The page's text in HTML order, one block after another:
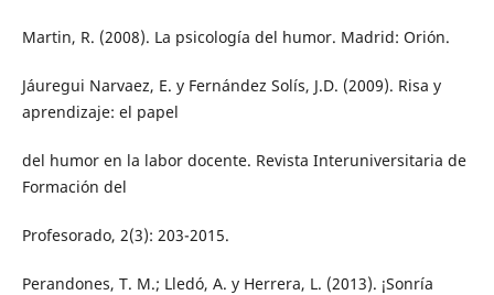
Martin, R. (2008). La psicología del humor. Madrid: Orión.
Jáuregui Narvaez, E. y Fernández Solís, J.D. (2009). Risa y
aprendizaje: el papel
del humor en la labor docente. Revista Interuniversitaria de
Formación del
Profesorado, 2(3): 203-2015.
Perandones, T. M.; Lledó, A. y Herrera, L. (2013). ¡Sonría